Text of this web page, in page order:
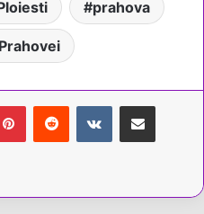
prahova
PinterestReddit VKontakteShare via Email